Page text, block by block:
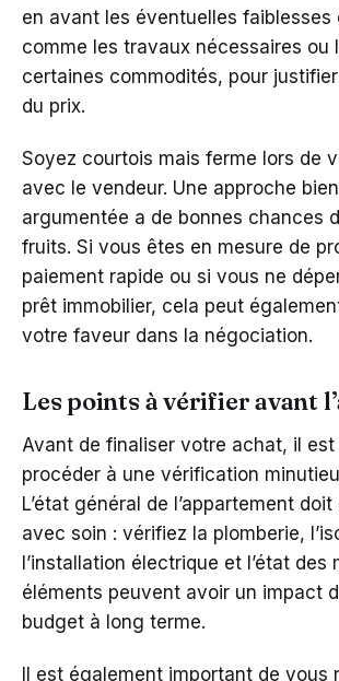
en avant les éventuelles faiblesses
comme les travaux nécessaires ou
certaines commodités, pour
du prix.
Soyez courtois mais ferme lors de
avec le vendeur. Une approche
argumentée a de bonnes chances
fruits. Si vous êtes en mesure de
paiement rapide ou si vous ne
prêt immobilier, cela peut
votre faveur dans la négociation.
Les points à vérifier avant
Avant de finaliser votre achat, il est
procéder à une vérification
L’état général de l’appartement
avec soin : vérifiez la plomberie,
l’installation électrique et l’état des
éléments peuvent avoir un impact
budget à long terme.
Il est également important de vous